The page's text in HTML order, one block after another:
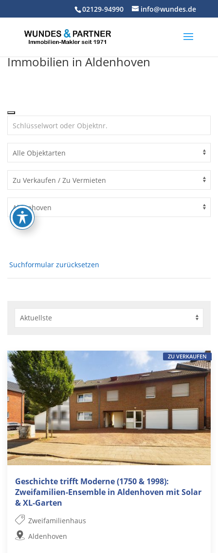
02129-94990 info@wundes.de
Immobilien in Aldenhoven
Suchformular zurücksetzen
Geschichte trifft Moderne (1750 & 1998):
Zweifamilien-Ensemble in Aldenhoven mit Solar
& XL-Garten
Zweifamilienhaus
Aldenhoven
ZU VERKAUFEN